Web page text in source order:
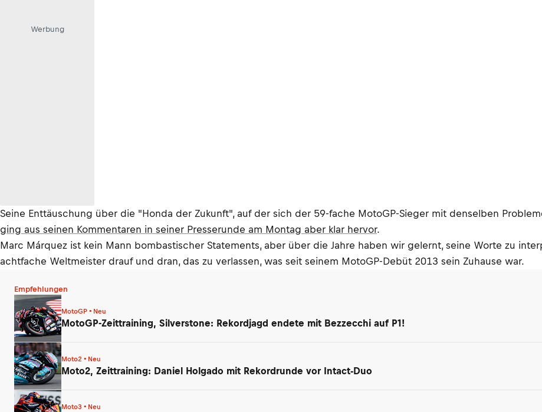
Werbung
Seine Enttäuschung über die "Honda der Zukunft", auf der sich der 59-fache MotoGP-Sieger mit denselben
ging aus seinen Kommentaren in seiner Presserunde am Montag aber klar hervor.
Marc Márquez ist kein Mann bombastischer Statements, aber über die Jahre haben wir gelernt, seine Worte zu
achtfache Weltmeister drauf und dran, das zu verlassen, was seit seinem MotoGP-Debüt 2013 sein Zuhause war.
Empfehlungen
MotoGP • Neu
MotoGP-Zeittraining, Silverstone: Rekordjagd endete mit Bezzecchi auf P1!
Moto2 • Neu
Moto2, Zeittraining: Daniel Holgado mit Rekordrunde vor Intact-Duo
Moto3 • Neu